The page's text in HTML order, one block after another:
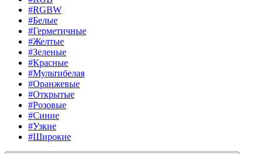
#RGBW
#Белые
#Герметичные
#Желтые
#Зеленые
#Красные
#Мультибелая
#Оранжевые
#Открытые
#Розовые
#Синие
#Узкие
#Широкие